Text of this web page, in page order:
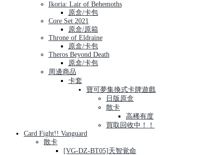
Ikoria: Lair of Behemoths
原盒/卡包
Core Set 2021
原盒/原箱
Throne of Eldraine
原盒/卡包
Theros Beyond Death
原盒/卡包
周邊商品
卡套
寶可夢集換式卡牌遊戲
日版原盒
散卡
高稀有度
買取回收中！！
Card Fight!! Vanguard
散卡
[VG-DZ-BT05]天智覚命